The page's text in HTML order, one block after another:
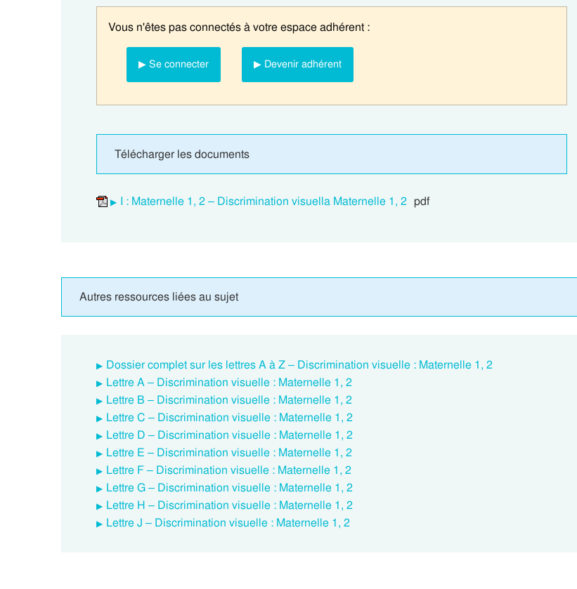
Vous n'êtes pas connectés à votre espace adhérent :
▶ Se connecter ▶ Devenir adhérent
Télécharger les documents
I : Maternelle 1, 2 – Discrimination visuella Maternelle 1, 2 pdf
Autres ressources liées au sujet
Dossier complet sur les lettres A à Z – Discrimination visuelle : Maternelle 1, 2
Lettre A – Discrimination visuelle : Maternelle 1, 2
Lettre B – Discrimination visuelle : Maternelle 1, 2
Lettre C – Discrimination visuelle : Maternelle 1, 2
Lettre D – Discrimination visuelle : Maternelle 1, 2
Lettre E – Discrimination visuelle : Maternelle 1, 2
Lettre F – Discrimination visuelle : Maternelle 1, 2
Lettre G – Discrimination visuelle : Maternelle 1, 2
Lettre H – Discrimination visuelle : Maternelle 1, 2
Lettre J – Discrimination visuelle : Maternelle 1, 2